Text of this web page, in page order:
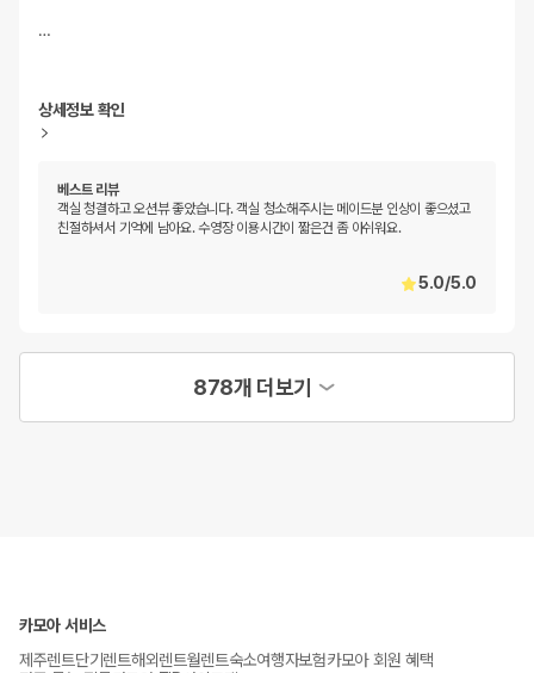
…
상세정보 확인
베스트 리뷰
객실 청결하고 오션뷰 좋았습니다. 객실 청소해주시는 메이드분 인상이 좋으셨고
친절하셔서 기억에 남아요. 수영장 이용시간이 짧은건 좀 아쉬워요.
5.0/5.0
878개 더보기
카모아 서비스
제주렌트단기렌트해외렌트월렌트숙소여행자보험카모아 회원 혜택